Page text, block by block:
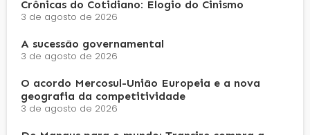
Crônicas do Cotidiano: Elogio do Cinismo
3 de agosto de 2026
A sucessão governamental
3 de agosto de 2026
O acordo Mercosul-União Europeia e a nova
geografia da competitividade
3 de agosto de 2026